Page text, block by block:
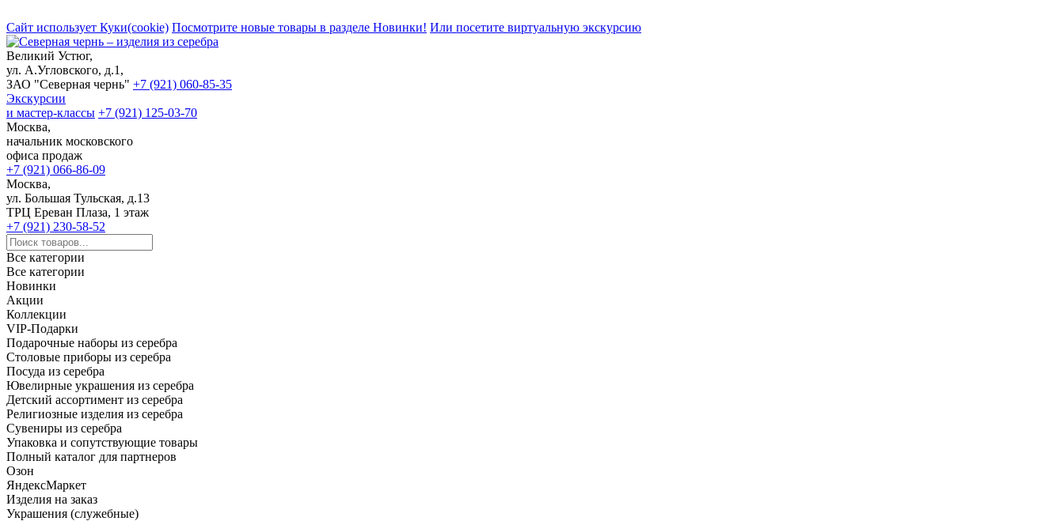
Сайт использует Куки(cookie) Посмотрите новые товары в разделе Новинки! Или посетите виртуальную экскурсию
Великий Устюг,
ул. А.Угловского, д.1,
ЗАО "Северная чернь" +7 (921) 060-85-35
Экскурсии
и мастер-классы +7 (921) 125-03-70
Москва,
начальник московского
офиса продаж
+7 (921) 066-86-09
Москва,
ул. Большая Тульская, д.13
ТРЦ Ереван Плаза, 1 этаж
+7 (921) 230-58-52
Все категории
Все категории
Новинки
Акции
Коллекции
VIP-Подарки
Подарочные наборы из серебра
Столовые приборы из серебра
Посуда из серебра
Ювелирные украшения из серебра
Детский ассортимент из серебра
Религиозные изделия из серебра
Сувениры из серебра
Упаковка и сопутствующие товары
Полный каталог для партнеров
Озон
ЯндексМаркет
Изделия на заказ
Украшения (служебные)